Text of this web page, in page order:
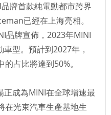
牌首款純電動都市跨界
已經在上海亮相。
品牌宣佈，2023年MINI
型。預計到2027年，
占比將達到50%。
成為MINI在全球增速最
在光束汽車生產基地生